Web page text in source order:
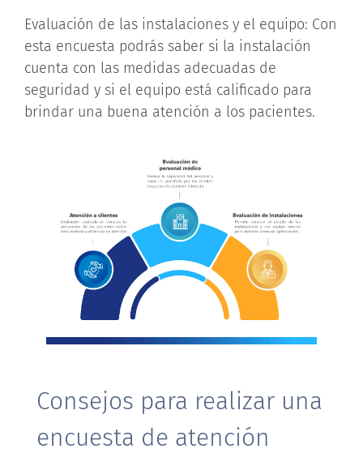
Evaluación de las instalaciones y el equipo: Con
esta encuesta podrás saber si la instalación
cuenta con las medidas adecuadas de
seguridad y si el equipo está calificado para
brindar una buena atención a los pacientes.
Consejos para realizar una
encuesta de atención